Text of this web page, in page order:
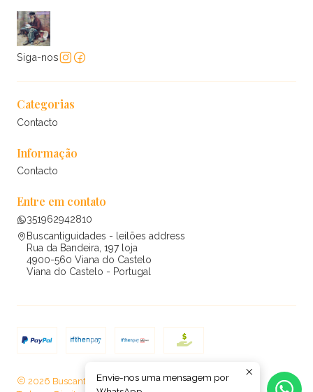
Siga-nos
Categorias
Contacto
Informação
Contacto
Entre em contato
351962942810
Buscantiguidades - leilões address
Rua da Bandeira, 197 loja
4900-560 Viana do Castelo
Viana do Castelo - Portugal
2026 Buscantiguidades - leilões .
Envie-nos uma mensagem por